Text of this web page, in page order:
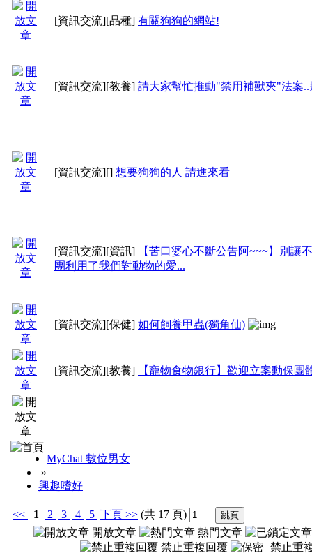
[資訊交流][品種] 有關狗狗的網站!
[資訊交流][教養] 請大家幫忙推動"禁用補獸夾"法案..
[資訊交流][] 想要狗狗的人 請進來看
[資訊交流][資訊]
【苦口婆心不斷公告阿~~~】別讓
團利用了我們對動物的愛...
[資訊交流][保健] 如何飼養甲蟲(獨角仙)
[資訊交流][教養] 【寵物食物銀行】歡迎立案動保團
MyChat 數位男女
»
興趣嗜好
<< 1 2 3 4 5 下頁 >> (共 17 頁)
開放文章
熱門文章
禁止重複回覆